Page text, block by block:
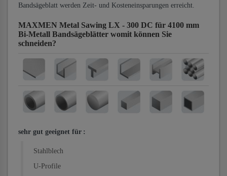
Bandsägeblatt werden Zeit- und Kosteneinsparungen erreicht.
MAXMEN Metal Sawing LX - 300 DC für 4100 mm
Bi-Metall Bandsägeblätter womit können Sie
schneiden?
sehr gut geeignet für :
Stahlblech
U-Profile